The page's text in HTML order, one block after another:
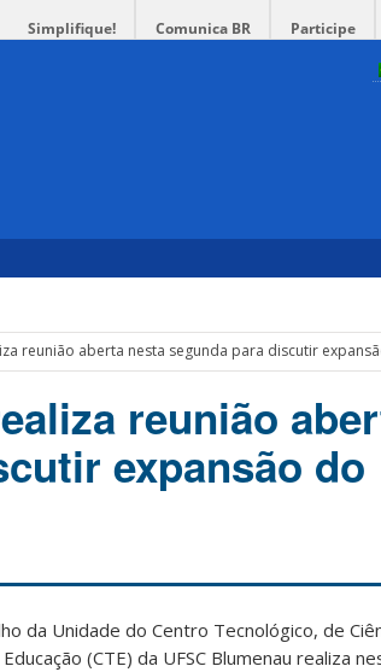
Simplifique! Comunica BR Participe
reunião aberta nesta segunda para discutir
reunião
expansão do
da Unidade do Centro Tecnológico, de
(CTE) da UFSC Blumenau realiza